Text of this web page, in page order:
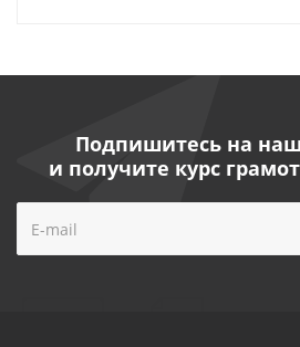
Подпишитесь на
и получите курс